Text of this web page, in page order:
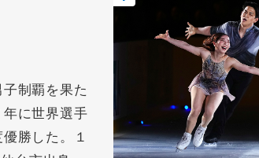
制覇を果た
に世界選手
勝した。１